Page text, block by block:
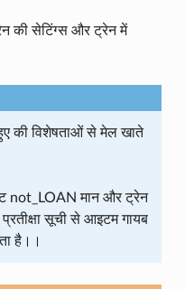
की सेटिंग्स और ट्रेन में
की विशेषताओं से मेल खाते
not_LOAN मान और ट्रेन
सूची से आइटम गायब
है।।